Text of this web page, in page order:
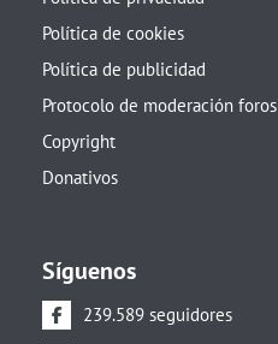
Política de cookies
Política de publicidad
Protocolo de moderación foros
Copyright
Donativos
Síguenos
239.589 seguidores